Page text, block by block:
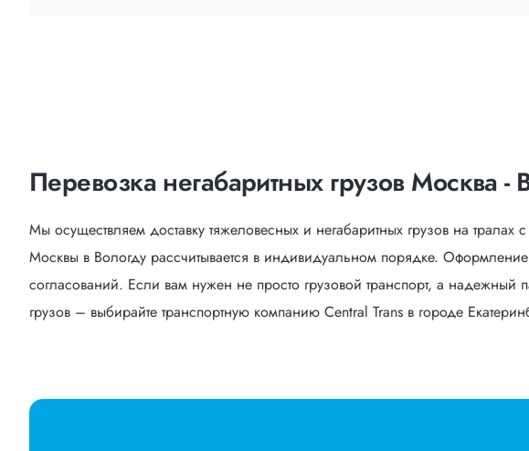
Перевозка негабаритных грузов Москва -
Мы осуществляем доставку тяжеловесных и негабаритных грузов на
Москвы в Вологду рассчитывается в индивидуальном порядке.
согласований. Если вам нужен не просто грузовой транспорт, а надежный
грузов – выбирайте транспортную компанию Central Trans в городе